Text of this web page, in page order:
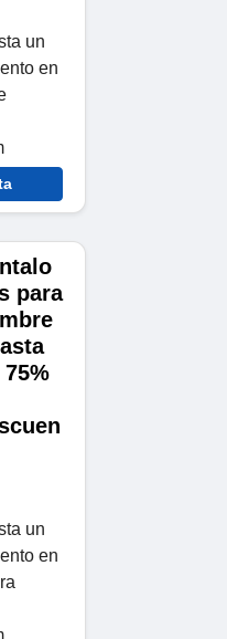
un
en
para
75%
un
en